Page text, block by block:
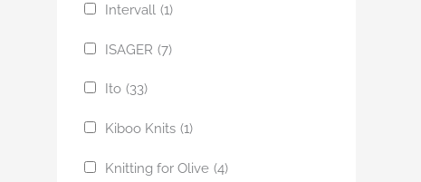
Intervall (1)
ISAGER (7)
Ito (33)
Kiboo Knits (1)
Knitting for Olive (4)